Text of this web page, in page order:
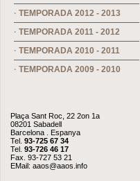
· TEMPORADA 2012 - 2013
· TEMPORADA 2011 - 2012
· TEMPORADA 2010 - 2011
· TEMPORADA 2009 - 2010
Plaça Sant Roc, 22 2on 1a
08201 Sabadell
Barcelona . Espanya
Tel. 93-725 67 34
Tel. 93-726 46 17
Fax. 93-727 53 21
EMail: aaos@aaos.info